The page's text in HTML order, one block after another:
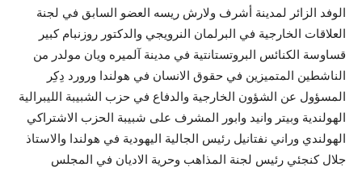
الوفد الزائر لمدينة أشرف ولارش ريسه العضو السابق في لجنة
العلاقات الخارجية في البرلمان النرويجي والدكتور روزنبام كبير
قساوسة الكنائس البروتستانتية في مدينة آلميره ويان مولدر من
الناشطين المتميزين في حقوق الانسان في هولندا ورورد دِكِر
المسؤول عن الشؤون الخارجية والدفاع في حزب الشبيبة الليبرالية
الهولندية وبيتر وانيد وابور المشرف على شبيبة الحزب الاشتراكي
الهولندي وراني نفتانيل رئيس الجالية اليهودية في هولندا والاستاذ
جلال كنجئي رئيس لجنة المذاهب وحرية الاديان في المجلس